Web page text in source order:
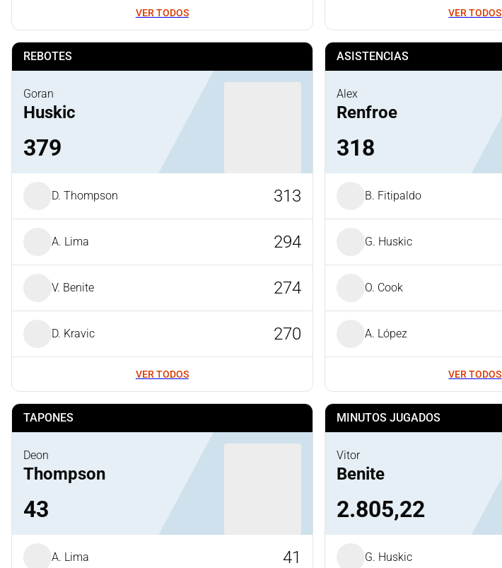
VER TODOS VER TODOS
REBOTES
Goran
Huskic
379
D. Thompson 313
A. Lima 294
V. Benite 274
D. Kravic 270
VER TODOS
ASISTENCIAS
Alex
Renfroe
318
B. Fitipaldo
G. Huskic
O. Cook
A. López
VER TODOS
TAPONES
Deon
Thompson
43
A. Lima 41
MINUTOS JUGADOS
Vitor
Benite
2.805,22
G. Huskic